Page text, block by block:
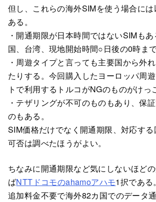
但し、これらの海外SIMを使う場合に
ある。
・開通期限が日本時間ではないSIMも
国、台湾、現地開始時間○日後の0時まで
・周遊タイプと言っても主要国から外
たりする。今回購入したヨーロッパ周
トで利用するトルコがNGのものがけっ
・テザリングが不可のものもあり、保
のもある。
SIM価格だけでなく開通期限、対応す
可否は調べたほうがよい。
ちなみに開通期限など気にしないほど
ばNTTドコモのahamoアハモ1択である。
追加料金不要で海外82カ国でのデータ